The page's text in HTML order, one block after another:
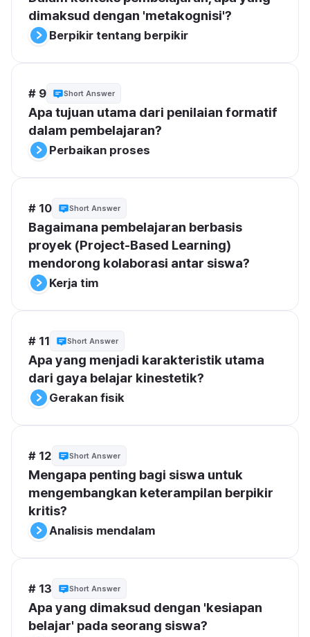
dimaksud dengan 'metakognisi'?
Berpikir tentang berpikir
# 9 Short Answer
Apa tujuan utama dari penilaian formatif
dalam pembelajaran?
Perbaikan proses
# 10 Short Answer
Bagaimana pembelajaran berbasis
proyek (Project-Based Learning)
mendorong kolaborasi antar siswa?
Kerja tim
# 11 Short Answer
Apa yang menjadi karakteristik utama
dari gaya belajar kinestetik?
Gerakan fisik
# 12 Short Answer
Mengapa penting bagi siswa untuk
mengembangkan keterampilan berpikir
kritis?
Analisis mendalam
# 13 Short Answer
Apa yang dimaksud dengan 'kesiapan
belajar' pada seorang siswa?